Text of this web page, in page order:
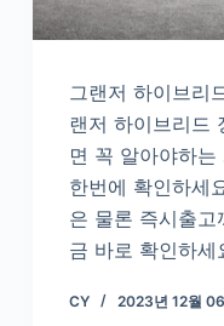
그랜저 하이브리
랜저 하이브리드
면 꼭 알아야하
한번에 확인하세
은 물론 즉시출고
금 바로 확인하세
CY 2023년 12월